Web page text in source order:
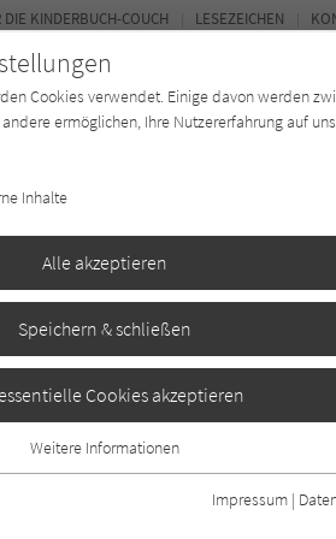
Verlage Magazin
DIE KINDERBUCH-COUCH LESEZEICHEN
Cookies verwendet. Einige davon werden
ermöglichen, Ihre Nutzererfahrung auf
Inhalte
Alle akzeptieren
Speichern & schließen
Cookies akzeptieren
für grundlegende Funktionen der Webseite
dass die Webseite einwandfrei
Weitere Informationen
Impressum |